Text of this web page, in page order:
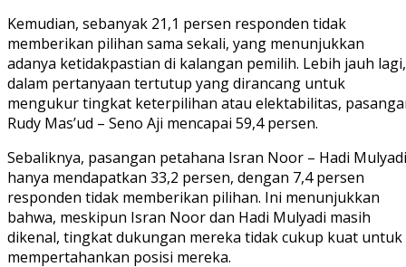
Kemudian, sebanyak 21,1 persen responden tidak
memberikan pilihan sama sekali, yang menunjukkan
adanya ketidakpastian di kalangan pemilih. Lebih jauh lagi,
dalam pertanyaan tertutup yang dirancang untuk
mengukur tingkat keterpilihan atau elektabilitas,
Rudy Mas’ud – Seno Aji mencapai 59,4 persen.
Sebaliknya, pasangan petahana Isran Noor – Hadi Mulyadi
hanya mendapatkan 33,2 persen, dengan 7,4 persen
responden tidak memberikan pilihan. Ini menunjukkan
bahwa, meskipun Isran Noor dan Hadi Mulyadi masih
dikenal, tingkat dukungan mereka tidak cukup kuat untuk
mempertahankan posisi mereka.